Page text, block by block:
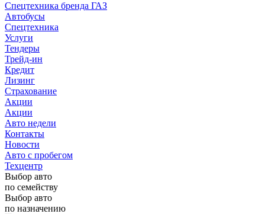
Спецтехника бренда ГАЗ
Автобусы
Спецтехника
Услуги
Тендеры
Трейд-ин
Кредит
Лизинг
Страхование
Акции
Акции
Авто недели
Контакты
Новости
Авто с пробегом
Техцентр
Выбор авто
по семейству
Выбор авто
по назначению